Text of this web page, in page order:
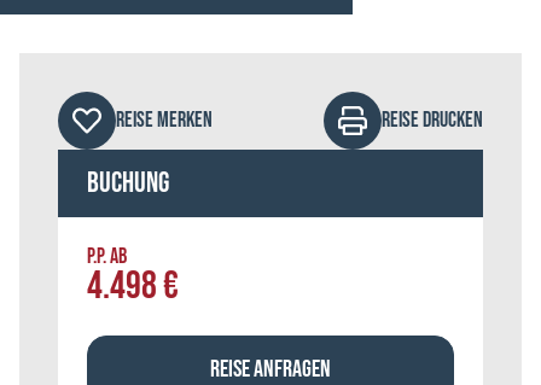
REISE MERKEN REISE DRUCKEN
Buchung
P.P. AB
4.498 €
REISE ANFRAGEN